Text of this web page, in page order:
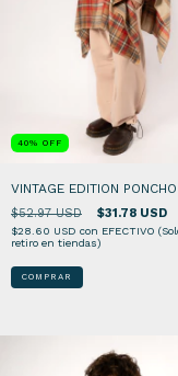
40% OFF
VINTAGE EDITION
$52.97 USD $31.78 USD
$28.60 USD con EFECTIVO
retiro en tiendas)